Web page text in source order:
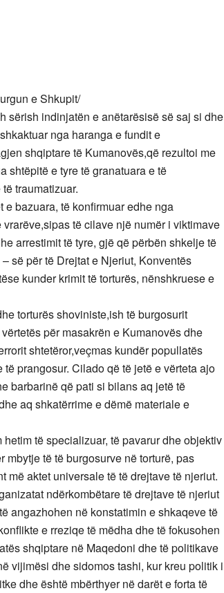
e Shkupit/
sërish indinjatën e anëtarësisë së saj si dhe
nga haranga e fundit e
shqiptare të Kumanovës,që rezultoi me
shtëpitë e tyre të granatuara e të
traumatizuar.
bazuara, të konfirmuar edhe nga
të cilave një numër i viktimave
arrestimit të tyre, gjë që përbën shkelje të
së për të Drejtat e Njeriut, Konventës
kunder krimit të torturës, nënshkruese e
torturës shoviniste,ish të burgosurit
për masakrën e Kumanovës dhe
shtetëror,veçmas kundër popullatës
prangosur. Cilado që të jetë e vërteta ajo
barbarinë që pati si bilans aq jetë të
aq shkatërrime e dëmë materiale e
të specializuar, të pavarur dhe objektiv
mbytje të të burgosurve në torturë, pas
më aktet universale të të drejtave të njeriut.
ndërkombëtare të drejtave të njeriut
angazhohen në konstatimin e shkaqeve të
e rreziqe të mëdha dhe të fokusohen
shqiptare në Maqedoni dhe të politikave
vijimësi dhe sidomos tashi, kur kreu politik i
dhe është mbërthyer në darët e forta të